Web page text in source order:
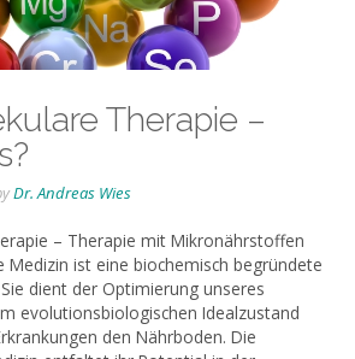
Therapie –
Dr. Andreas Wies
– Therapie mit Mikronährstoffen
ist eine biochemisch begründete
dient der Optimierung unseres
evolutionsbiologischen Idealzustand
den Nährboden. Die